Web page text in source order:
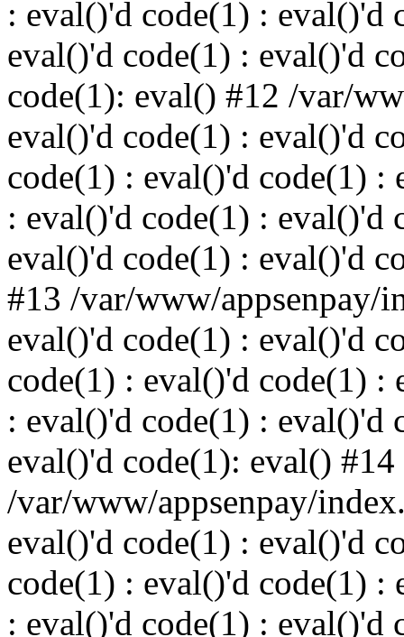
: eval()'d code(1) : eval()'d
eval()'d code(1) : eval()'d
code(1): eval() #12 /var/
eval()'d code(1) : eval()'d
code(1) : eval()'d code(1) :
: eval()'d code(1) : eval()'d
eval()'d code(1) : eval()'d
#13 /var/www/appsenpay/
eval()'d code(1) : eval()'d
code(1) : eval()'d code(1) :
: eval()'d code(1) : eval()'d
eval()'d code(1): eval() #14
/var/www/appsenpay/
eval()'d code(1) : eval()'d
code(1) : eval()'d code(1) :
: eval()'d code(1) : eval()'d